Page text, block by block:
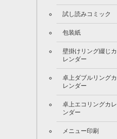
試し読みコミック
包装紙
壁掛けリング綴じカ
レンダー
卓上ダブルリングカ
レンダー
卓上エコリングカレ
ンダー
メニュー印刷